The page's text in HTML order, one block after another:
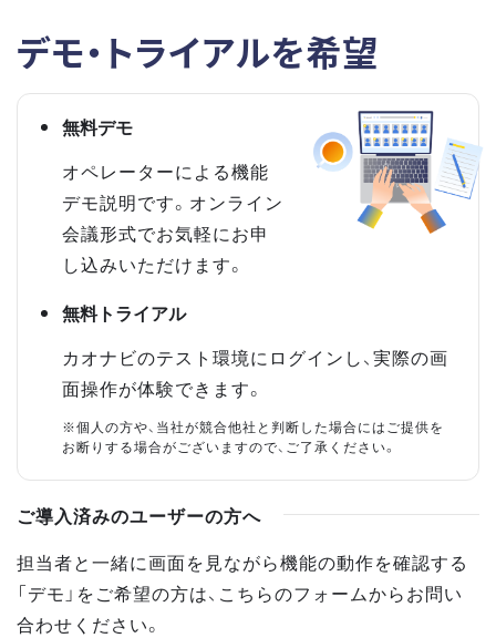
デモ・トライアルを希望
無料デモ
オペレーターによる機能
デモ説明です。オンライン
会議形式でお気軽にお申
し込みいただけます。
無料トライアル
カオナビのテスト環境にログインし、実際の画
面操作が体験できます。
※個人の方や、当社が競合他社と判断した場合にはご提供を
お断りする場合がございますので、ご了承ください。
ご導入済みのユーザーの方へ
担当者と一緒に画面を見ながら機能の動作を確認する
「デモ」をご希望の方は、こちらのフォームからお問い
合わせください。